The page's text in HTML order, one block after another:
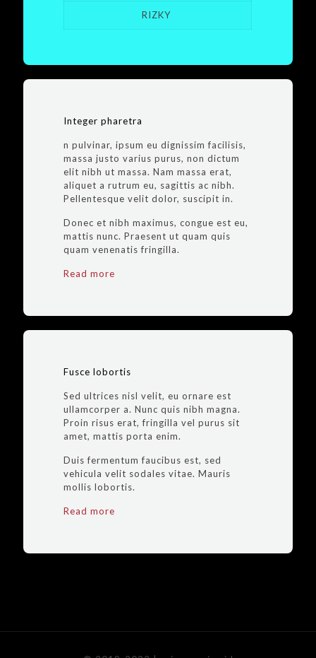
RIZKY
Integer pharetra
n pulvinar, ipsum eu dignissim facilisis,
massa justo varius purus, non dictum
elit nibh ut massa. Nam massa erat,
aliquet a rutrum eu, sagittis ac nibh.
Pellentesque velit dolor, suscipit in.
Donec et nibh maximus, congue est eu,
mattis nunc. Praesent ut quam quis
quam venenatis fringilla.
Read more
Fusce lobortis
Sed ultrices nisl velit, eu ornare est
ullamcorper a. Nunc quis nibh magna.
Proin risus erat, fringilla vel purus sit
amet, mattis porta enim.
Duis fermentum faucibus est, sed
vehicula velit sodales vitae. Mauris
mollis lobortis.
Read more